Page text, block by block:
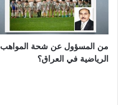
من المسؤول عن شحة المواهب
الرياضية في العراق؟